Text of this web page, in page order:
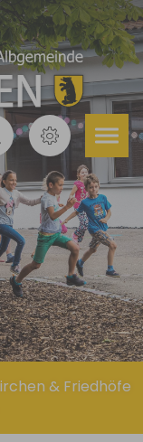
& Friedhöfe